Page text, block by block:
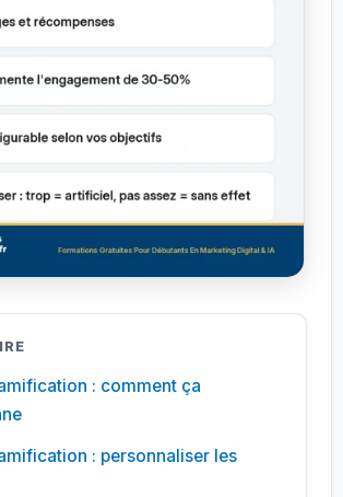
: comment ça
: personnaliser les